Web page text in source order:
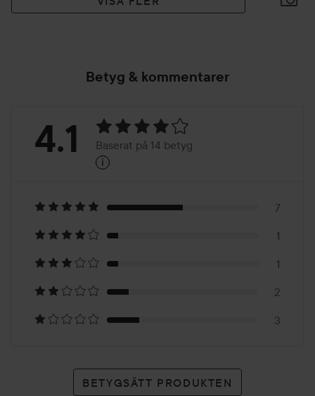
Betyg & kommentarer
Betyg:
Baserat
på
14
betyg
4.1 Baserat på 14 betyg
i
7
1
1
2
3
BETYGSÄTT PRODUKTEN